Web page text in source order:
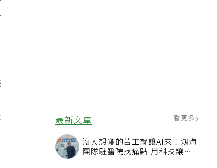
最新文章 看更多
沒人想碰的苦工就讓AI來！鴻海
團隊駐醫院找痛點 用科技讓醫